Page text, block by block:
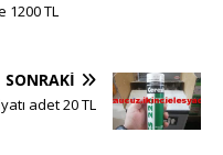
1200 TL
SONRAKI
adet 20 TL